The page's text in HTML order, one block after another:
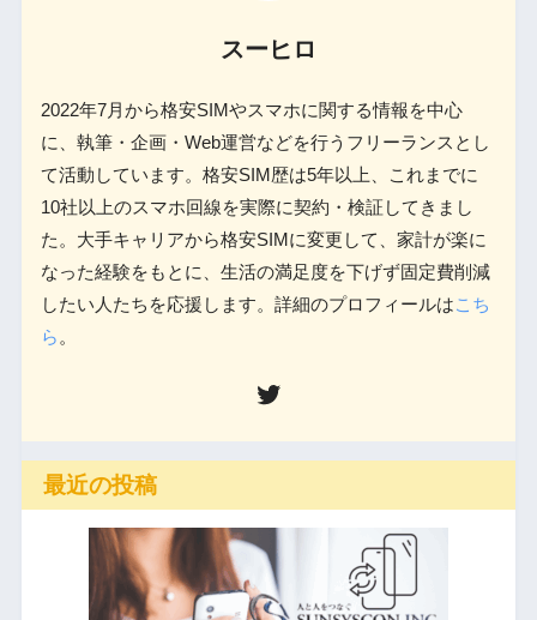
スーヒロ
2022年7月から格安SIMやスマホに関する情報を中心
に、執筆・企画・Web運営などを行うフリーランスとし
て活動しています。格安SIM歴は5年以上、これまでに
10社以上のスマホ回線を実際に契約・検証してきまし
た。大手キャリアから格安SIMに変更して、家計が楽に
なった経験をもとに、生活の満足度を下げず固定費削減
したい人たちを応援します。詳細のプロフィールはこち
ら 。
最近の投稿